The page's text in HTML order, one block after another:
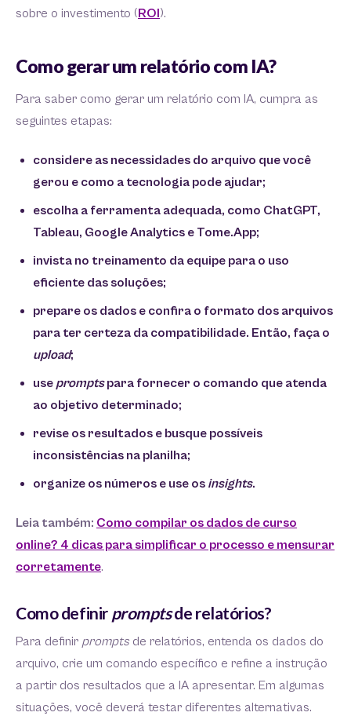
sobre o investimento (ROI).
Como gerar um relatório com IA?
Para saber como gerar um relatório com IA, cumpra as
seguintes etapas:
considere as necessidades do arquivo que você
gerou e como a tecnologia pode ajudar;
escolha a ferramenta adequada, como ChatGPT,
Tableau, Google Analytics e Tome.App;
invista no treinamento da equipe para o uso
eficiente das soluções;
prepare os dados e confira o formato dos arquivos
para ter certeza da compatibilidade. Então, faça o
upload;
use promptspara fornecer o comando que atenda
ao objetivo determinado;
revise os resultados e busque possíveis
inconsistências na planilha;
organize os números e use os insights.
Leia também: Como compilar os dados de curso
online? 4 dicas para simplificar o processo e mensurar
corretamente.
Como definir promptsde relatórios?
Para definir prompts de relatórios, entenda os dados do
arquivo, crie um comando específico e refine a instrução
a partir dos resultados que a IA apresentar. Em algumas
situações, você deverá testar diferentes alternativas.